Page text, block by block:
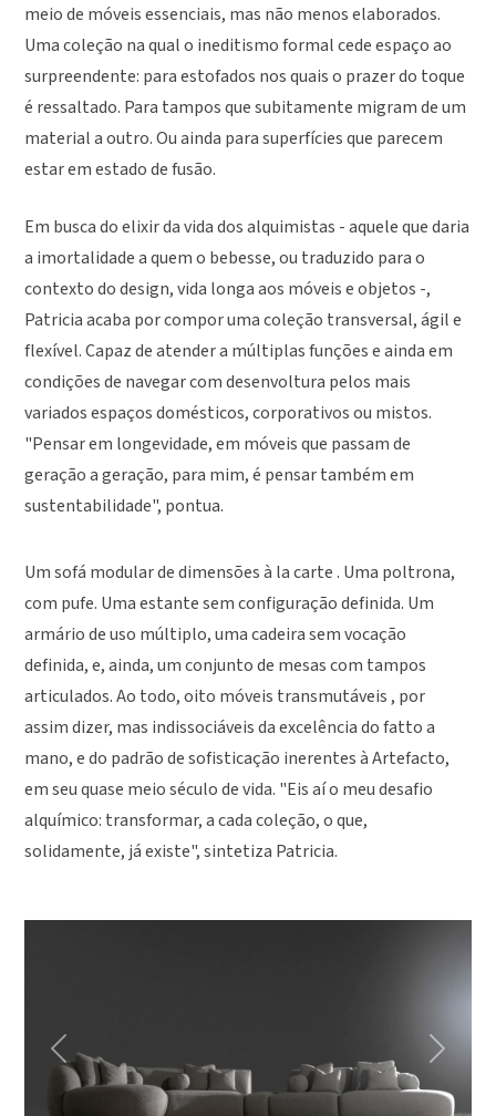
meio de móveis essenciais, mas não menos elaborados.
Uma coleção na qual o ineditismo formal cede espaço ao
surpreendente: para estofados nos quais o prazer do toque
é ressaltado. Para tampos que subitamente migram de um
material a outro. Ou ainda para superfícies que parecem
estar em estado de fusão.
Em busca do elixir da vida dos alquimistas - aquele que daria
a imortalidade a quem o bebesse, ou traduzido para o
contexto do design, vida longa aos móveis e objetos -,
Patricia acaba por compor uma coleção transversal, ágil e
flexível. Capaz de atender a múltiplas funções e ainda em
condições de navegar com desenvoltura pelos mais
variados espaços domésticos, corporativos ou mistos.
"Pensar em longevidade, em móveis que passam de
geração a geração, para mim, é pensar também em
sustentabilidade", pontua.
Um sofá modular de dimensões à la carte . Uma poltrona,
com pufe. Uma estante sem configuração definida. Um
armário de uso múltiplo, uma cadeira sem vocação
definida, e, ainda, um conjunto de mesas com tampos
articulados. Ao todo, oito móveis transmutáveis , por
assim dizer, mas indissociáveis da excelência do fatto a
mano, e do padrão de sofisticação inerentes à Artefacto,
em seu quase meio século de vida. "Eis aí o meu desafio
alquímico: transformar, a cada coleção, o que,
solidamente, já existe", sintetiza Patricia.
Previous Next